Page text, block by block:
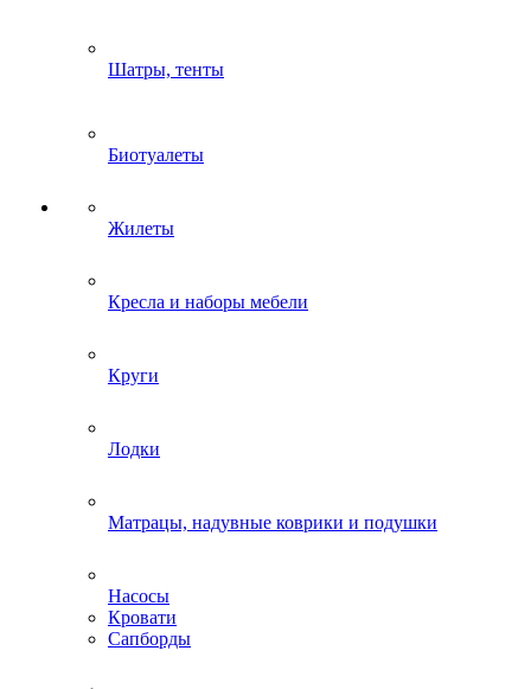
Шатры, тенты
Биотуалеты
Жилеты
Кресла и наборы мебели
Круги
Лодки
Матрацы, надувные коврики и подушки
Насосы
Кровати
Сапборды